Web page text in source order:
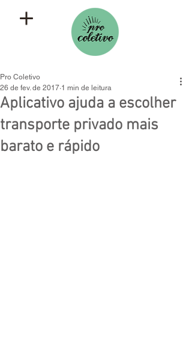
Aplicativo ajuda a escolher
transporte privado mais
barato e rápido
Pro Coletivo
26 de fev. de 2017 1 min de leitura